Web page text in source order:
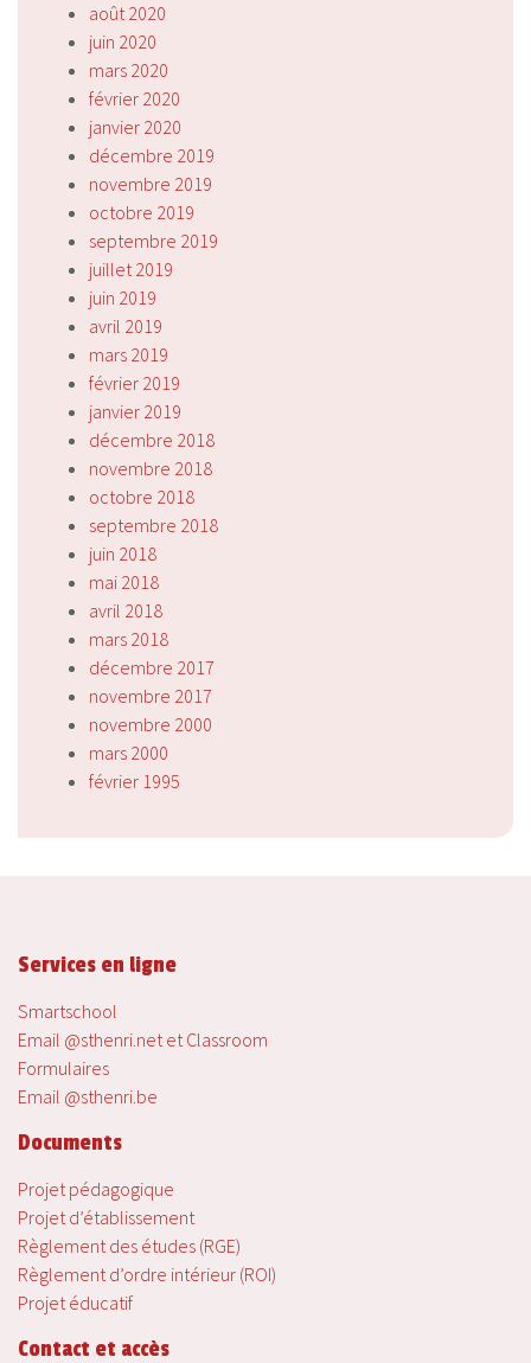
août 2020
juin 2020
mars 2020
février 2020
janvier 2020
décembre 2019
novembre 2019
octobre 2019
septembre 2019
juillet 2019
juin 2019
avril 2019
mars 2019
février 2019
janvier 2019
décembre 2018
novembre 2018
octobre 2018
septembre 2018
juin 2018
mai 2018
avril 2018
mars 2018
décembre 2017
novembre 2017
novembre 2000
mars 2000
février 1995
Services en ligne
Smartschool
Email @sthenri.net et Classroom
Formulaires
Email @sthenri.be
Documents
Projet pédagogique
Projet d’établissement
Règlement des études (RGE)
Règlement d’ordre intérieur (ROI)
Projet éducatif
Contact et accès